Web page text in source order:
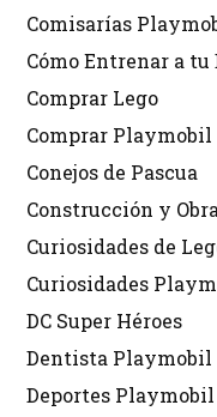
Comisarías
Cómo Entrenar a
Comprar Lego
Comprar Playmobil
Conejos de Pascua
Construcción y
Curiosidades de
Curiosidades
DC Super Héroes
Dentista Playmobil
Deportes Playmobil